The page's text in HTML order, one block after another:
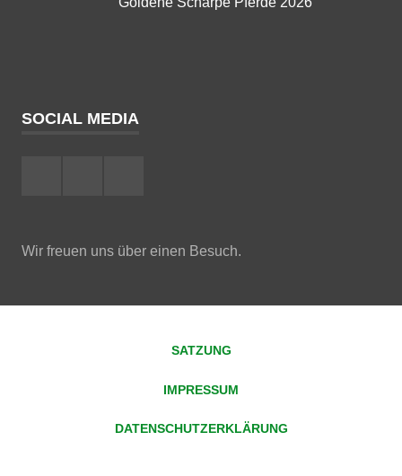
SOCIAL MEDIA
Wir freuen uns über einen Besuch.
SATZUNG
IMPRESSUM
DATENSCHUTZERKLÄRUNG